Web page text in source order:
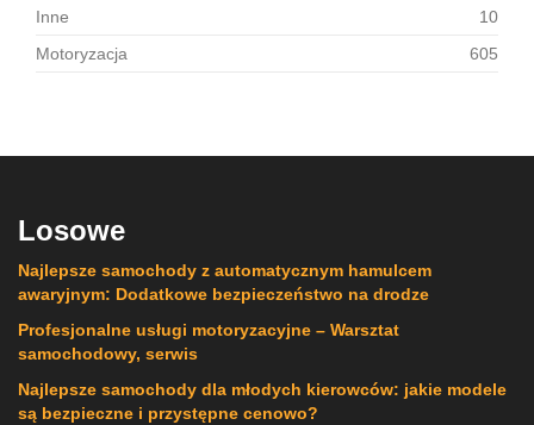
Inne
10
Motoryzacja
605
Losowe
Najlepsze samochody z automatycznym hamulcem
awaryjnym: Dodatkowe bezpieczeństwo na drodze
Profesjonalne usługi motoryzacyjne – Warsztat
samochodowy, serwis
Najlepsze samochody dla młodych kierowców: jakie modele
są bezpieczne i przystępne cenowo?